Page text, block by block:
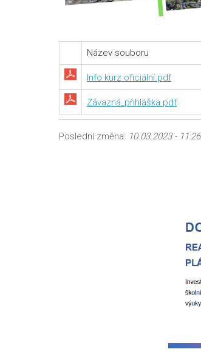
Název souboru
Info kurz oficiální.pdf
Závazná_přihláška.pdf
Poslední změna: 10.03.2023 - 11:26